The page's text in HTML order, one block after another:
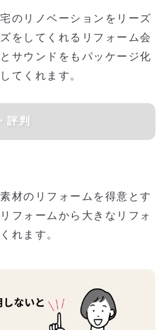
のリノベーションをリーズ
をしてくれるリフォーム会
サウンドをもパッケージ化
てくれます。
評判
材のリフォームを得意とす
フォームから大きなリフォ
れます。